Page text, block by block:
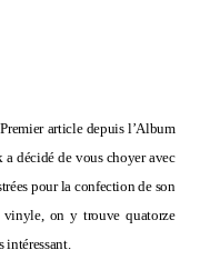
article depuis l’Album
décidé de vous choyer avec
pour la confection de son
on y trouve quatorze
intéressant.